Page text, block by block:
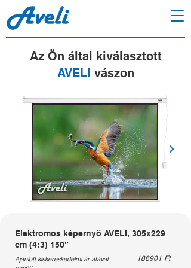
Az Ön által kiválasztott
AVELI vászon
Elektromos képernyő AVELI, 305x229
cm (4:3) 150”
Ajánlott kiskereskedelmi ár áfával
186901 Ft